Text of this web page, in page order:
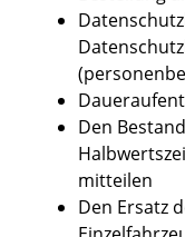
Den
mitteilen
Den Ersatz